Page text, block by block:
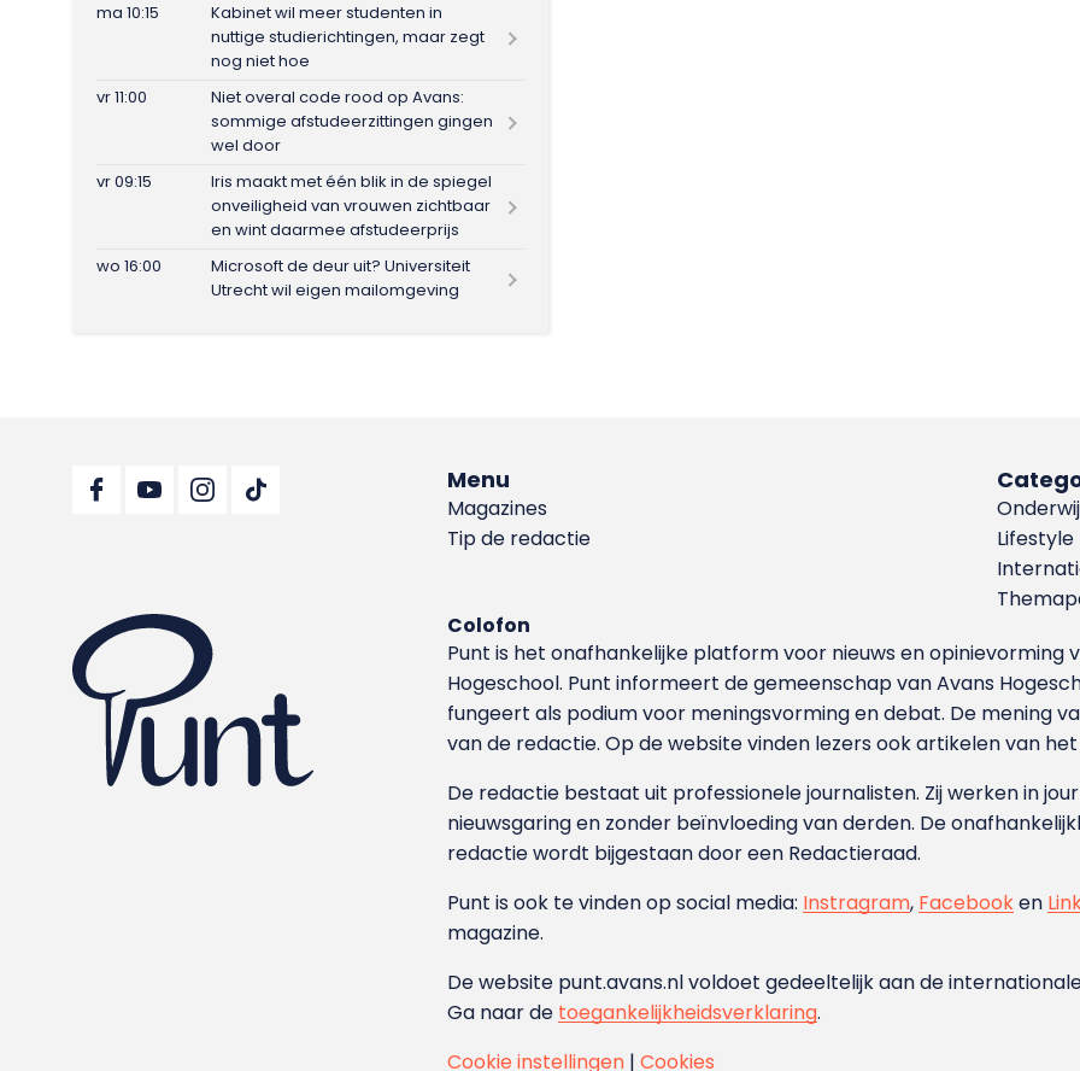
ma 10:15
Kabinet wil meer studenten in
nuttige studierichtingen, maar zegt
nog niet hoe
vr 11:00
Niet overal code rood op Avans:
sommige afstudeerzittingen gingen
wel door
vr 09:15
Iris maakt met één blik in de spiegel
onveiligheid van vrouwen zichtbaar
en wint daarmee afstudeerprijs
wo 16:00
Microsoft de deur uit? Universiteit
Utrecht wil eigen mailomgeving
Menu
Magazines
Tip de redactie
Lifestyle
Colofon
Punt is het onafhankelijke platform voor nieuws en
Hoge­school. Punt informeert de gemeenschap van Avans
fungeert als podium voor meningsvorming en debat. De mening
van de redactie. Op de website vinden lezers ook artikelen van
De redactie bestaat uit professionele journalisten. Zij werken in
nieuwsgaring en zonder beïnvloeding van derden. De
redactie wordt bijgestaan door een Redactieraad.
Punt is ook te vinden op social media: Instragram, Facebooken
magazine.
De website punt.avans.nl voldoet gedeeltelijk aan de
Ga naar de toegankelijkheidsverklaring.
Cookie instellingen |Cookies